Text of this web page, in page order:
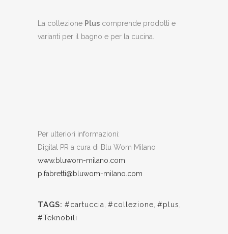
La collezione Plus comprende prodotti e
varianti per il bagno e per la cucina.
Per ulteriori informazioni:
Digital PR a cura di Blu Wom Milano
www.bluwom-milano.com
p.fabretti@bluwom-milano.com
TAGS: #cartuccia, #collezione, #plus,
#Teknobili